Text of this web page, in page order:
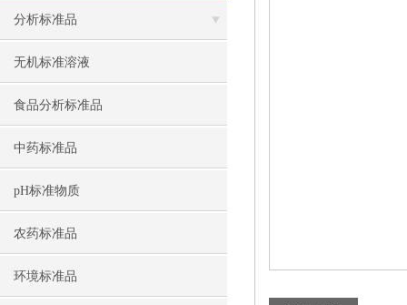
分析标准品
无机标准溶液
食品分析标准品
中药标准品
pH标准物质
农药标准品
环境标准品